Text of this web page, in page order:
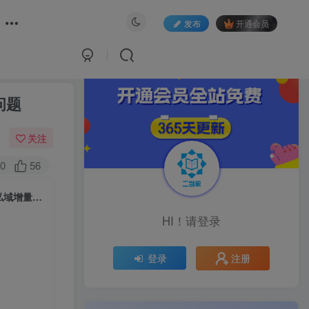
发布 开通会员
题
关注
56
私域实操课程，精细化管理SOP、裂变、复购、转粉、打造个人IP，解决私域增量变现问题
HI！请登录
登录 注册